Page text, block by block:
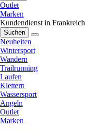
Outlet
Marken
Kundendienst in Frankreich
Suchen
Neuheiten
Wintersport
Wandern
Trailrunning
Laufen
Klettern
Wassersport
Angeln
Outlet
Marken